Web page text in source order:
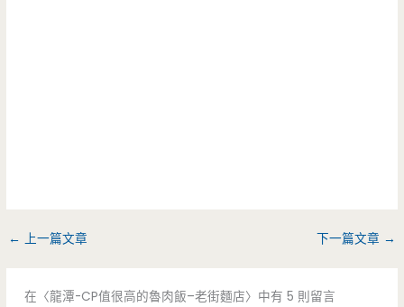
← 上一篇文章 下一篇文章 →
在〈龍潭-CP值很高的魯肉飯–老街麵店〉中有 5 則留言